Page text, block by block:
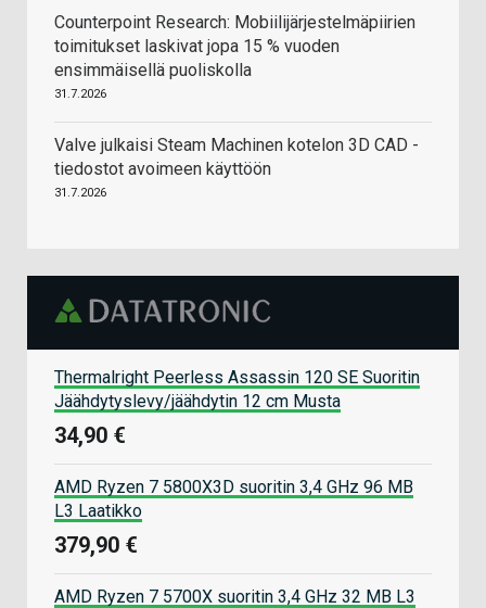
Counterpoint Research: Mobiilijärjestelmäpiirien
toimitukset laskivat jopa 15 % vuoden
ensimmäisellä puoliskolla
31.7.2026
Valve julkaisi Steam Machinen kotelon 3D CAD -
tiedostot avoimeen käyttöön
31.7.2026
Thermalright Peerless Assassin 120 SE Suoritin
Jäähdytyslevy/jäähdytin 12 cm Musta
34,90 €
AMD Ryzen 7 5800X3D suoritin 3,4 GHz 96 MB
L3 Laatikko
379,90 €
AMD Ryzen 7 5700X suoritin 3,4 GHz 32 MB L3